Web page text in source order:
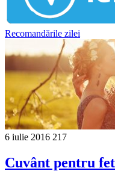
Recomandările zilei
6 iulie 2016 217
Cuvânt pentru